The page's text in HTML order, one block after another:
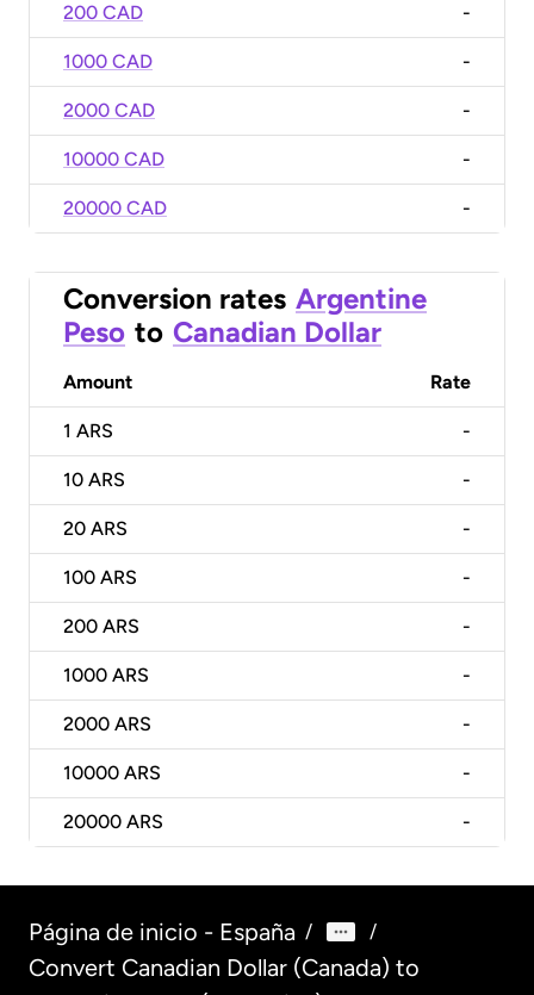
200 CAD -
1000 CAD -
2000 CAD -
10000 CAD -
20000 CAD -
Conversion rates Argentine
Peso to Canadian Dollar
Amount Rate
1 ARS -
10 ARS -
20 ARS -
100 ARS -
200 ARS -
1000 ARS -
2000 ARS -
10000 ARS -
20000 ARS -
Página de inicio - España / /
Convert Canadian Dollar (Canada) to